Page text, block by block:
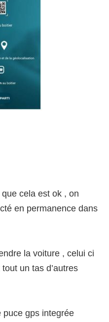
cela est ok , on
en permanence dans
la voiture , celui ci
un tas d’autres
puce gps integrée